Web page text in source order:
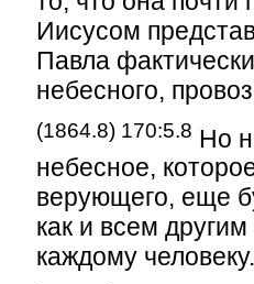
Иисусом
Павла
небесного,
(1864.8) 170:5.8 Но
небесное,
верующего, еще
как и всем
каждому человеку.